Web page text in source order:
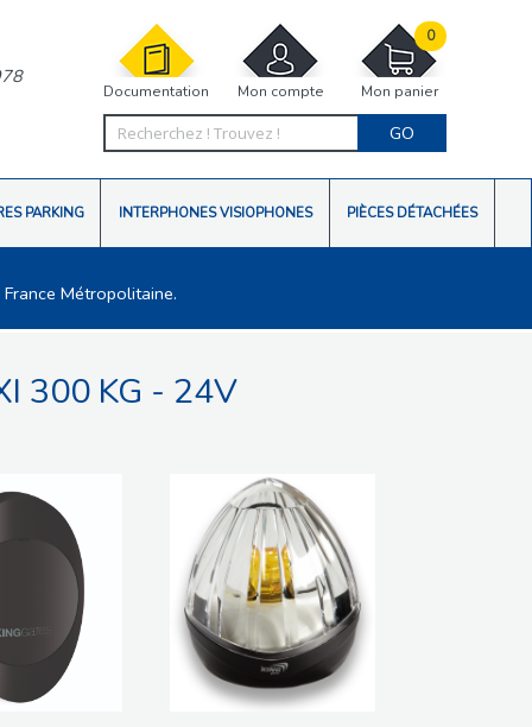
Documentation Mon compte Mon panier
0
GO
PARKING INTERPHONES VISIOPHONES PIÈCES DÉTACHÉES
Métropolitaine.
300 KG - 24V